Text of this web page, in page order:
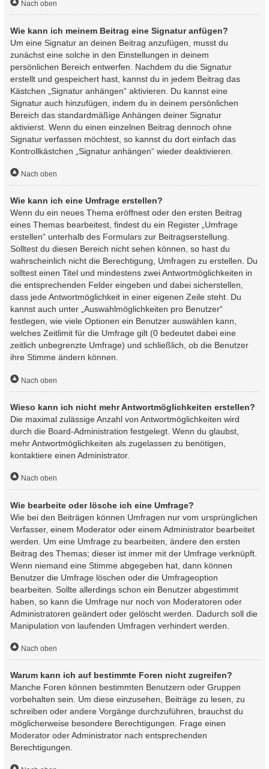
Nach oben
Wie kann ich meinem Beitrag eine Signatur anfügen?
Um eine Signatur an deinen Beitrag anzufügen, musst du
zunächst eine solche in den Einstellungen in deinem
persönlichen Bereich entwerfen. Nachdem du die Signatur
erstellt und gespeichert hast, kannst du in jedem Beitrag das
Kästchen „Signatur anhängen“ aktivieren. Du kannst eine
Signatur auch hinzufügen, indem du in deinem persönlichen
Bereich das standardmäßige Anhängen deiner Signatur
aktivierst. Wenn du einen einzelnen Beitrag dennoch ohne
Signatur verfassen möchtest, so kannst du dort einfach das
Kontrollkästchen „Signatur anhängen“ wieder deaktivieren.
Nach oben
Wie kann ich eine Umfrage erstellen?
Wenn du ein neues Thema eröffnest oder den ersten Beitrag
eines Themas bearbeitest, findest du ein Register „Umfrage
erstellen“ unterhalb des Formulars zur Beitragserstellung.
Solltest du diesen Bereich nicht sehen können, so hast du
wahrscheinlich nicht die Berechtigung, Umfragen zu erstellen. Du
solltest einen Titel und mindestens zwei Antwortmöglichkeiten in
die entsprechenden Felder eingeben und dabei sicherstellen,
dass jede Antwortmöglichkeit in einer eigenen Zeile steht. Du
kannst auch unter „Auswahlmöglichkeiten pro Benutzer“
festlegen, wie viele Optionen ein Benutzer auswählen kann,
welches Zeitlimit für die Umfrage gilt (0 bedeutet dabei eine
zeitlich unbegrenzte Umfrage) und schließlich, ob die Benutzer
ihre Stimme ändern können.
Nach oben
Wieso kann ich nicht mehr Antwortmöglichkeiten erstellen?
Die maximal zulässige Anzahl von Antwortmöglichkeiten wird
durch die Board-Administration festgelegt. Wenn du glaubst,
mehr Antwortmöglichkeiten als zugelassen zu benötigen,
kontaktiere einen Administrator.
Nach oben
Wie bearbeite oder lösche ich eine Umfrage?
Wie bei den Beiträgen können Umfragen nur vom ursprünglichen
Verfasser, einem Moderator oder einem Administrator bearbeitet
werden. Um eine Umfrage zu bearbeiten, ändere den ersten
Beitrag des Themas; dieser ist immer mit der Umfrage verknüpft.
Wenn niemand eine Stimme abgegeben hat, dann können
Benutzer die Umfrage löschen oder die Umfrageoption
bearbeiten. Sollte allerdings schon ein Benutzer abgestimmt
haben, so kann die Umfrage nur noch von Moderatoren oder
Administratoren geändert oder gelöscht werden. Dadurch soll die
Manipulation von laufenden Umfragen verhindert werden.
Nach oben
Warum kann ich auf bestimmte Foren nicht zugreifen?
Manche Foren können bestimmten Benutzern oder Gruppen
vorbehalten sein. Um diese einzusehen, Beiträge zu lesen, zu
schreiben oder andere Vorgänge durchzuführen, brauchst du
möglicherweise besondere Berechtigungen. Frage einen
Moderator oder Administrator nach entsprechenden
Berechtigungen.